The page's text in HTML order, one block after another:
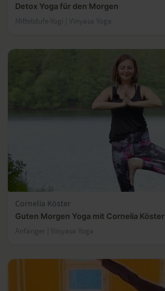
Detox Yoga für den Morgen
Mittelstufe-Yogi | Vinyasa Yoga
Cornelia Köster
Guten Morgen Yoga mit Cornelia Köster
Anfänger | Vinyasa Yoga